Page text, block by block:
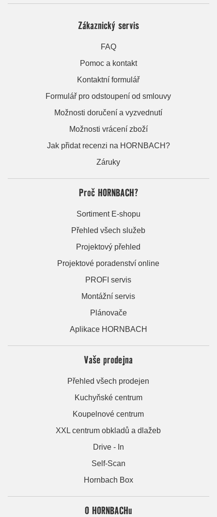
Zákaznický servis
FAQ
Pomoc a kontakt
Kontaktní formulář
Formulář pro odstoupení od smlouvy
Možnosti doručení a vyzvednutí
Možnosti vrácení zboží
Jak přidat recenzi na HORNBACH?
Záruky
Proč HORNBACH?
Sortiment E-shopu
Přehled všech služeb
Projektový přehled
Projektové poradenství online
PROFI servis
Montážní servis
Plánovače
Aplikace HORNBACH
Vaše prodejna
Přehled všech prodejen
Kuchyňské centrum
Koupelnové centrum
XXL centrum obkladů a dlažeb
Drive - In
Self-Scan
Hornbach Box
O HORNBACHu